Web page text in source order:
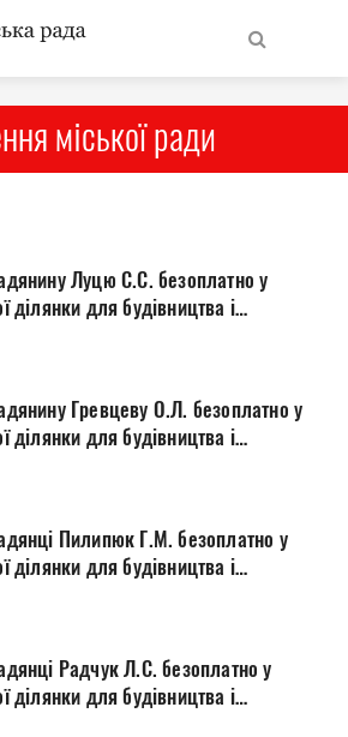
Міська влада
Бюджет
влади
міської ради
Луцю С.С. безоплатно у
ділянки для будівництва і
вул. Салтикова-Щедріна, 34
Гревцеву О.Л. безоплатно у
ділянки для будівництва і
вул. Ставки, 14
Пилипюк Г.М. безоплатно у
ділянки для будівництва і
вул. Степовій, 3
Радчук Л.С. безоплатно у
ділянки для будівництва і